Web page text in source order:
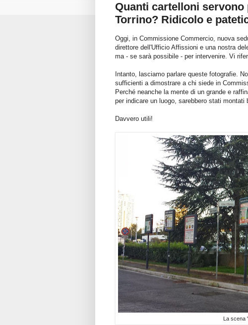
Quanti cartelloni servono
Torrino? Ridicolo e
Oggi, in Commissione Commercio, nuova
direttore dell'Ufficio Affissioni e una nostra
ma - se sarà possibile - per intervenire. Vi
Intanto, lasciamo parlare queste fotografie.
sufficienti a dimostrare a chi siede in
Perché neanche la mente di un grande e
per indicare un luogo, sarebbero stati montati
Davvero utili!
La scena